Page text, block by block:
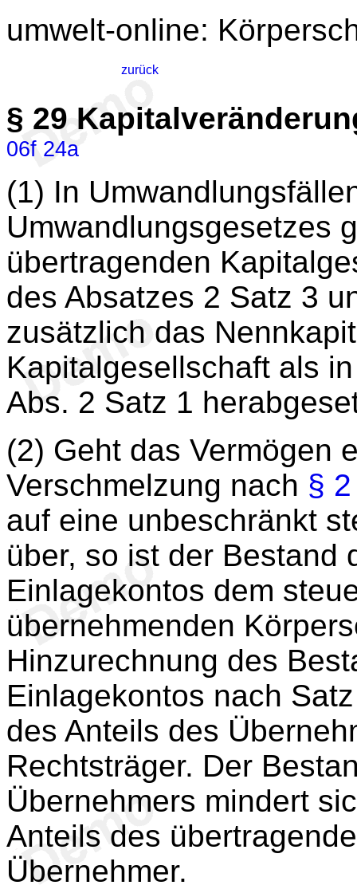
umwelt-online:
zurück
§ 29
06f 24a
(1) In
Umwandlungsgesetzes
übertragenden
des Absatzes 2 Satz 3
zusätzlich das
Kapitalgesellschaft als
Abs. 2 Satz 1
(2) Geht das Vermögen
Verschmelzung nach § 2
auf eine unbeschränkt
über, so ist der Bestand
Einlagekontos dem
übernehmenden
Hinzurechnung des
Einlagekontos nach
des Anteils des
Rechtsträger. Der
Übernehmers mindert
Anteils des
Übernehmer.